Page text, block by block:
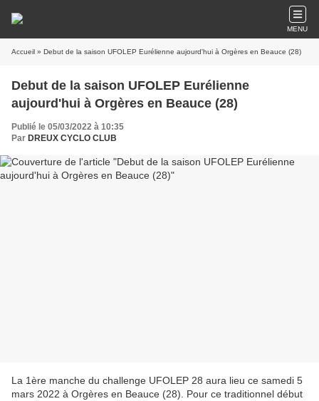
MENU
Accueil » Debut de la saison UFOLEP Eurélienne aujourd'hui à Orgères en Beauce (28)
Debut de la saison UFOLEP Eurélienne
aujourd'hui à Orgères en Beauce (28)
Publié le 05/03/2022 à 10:35
Par DREUX CYCLO CLUB
La 1ère manche du challenge UFOLEP 28 aura lieu ce samedi 5
mars 2022 à Orgères en Beauce (28). Pour ce traditionnel début